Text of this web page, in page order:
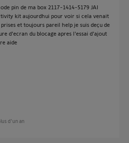
pin de ma box 2117-1414-5179 JAI
kit aujourdhui pour voir si cela venait
et toujours pareil help je suis deçu de
d'ecran du blocage apres l'essai d'ajout
aide
d'un an